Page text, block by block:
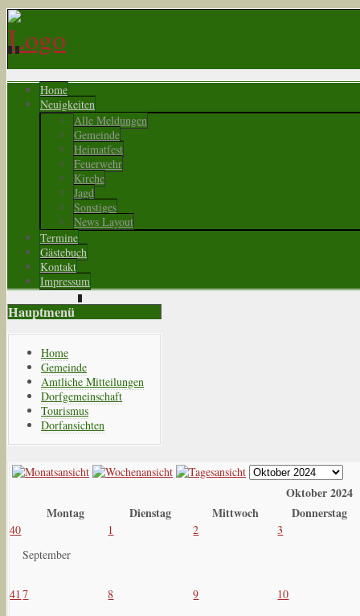
Home
Neuigkeiten
Alle Meldungen
Gemeinde
Heimatfest
Feuerwehr
Kirche
Jagd
Sonstiges
News Layout
Termine
Gästebuch
Kontakt
Impressum
Hauptmenü
Home
Gemeinde
Amtliche Mitteilungen
Dorfgemeinschaft
Tourismus
Dorfansichten
Oktober 2024
Montag
Dienstag Mittwoch Donnerstag
40
September
1 2 3
41 7 8 9 10